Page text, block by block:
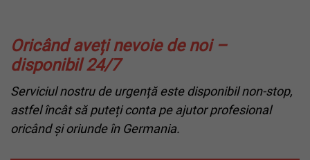
Oricând aveți nevoie de noi –
disponibil 24/7
Serviciul nostru de urgență este disponibil non-stop,
astfel încât să puteți conta pe ajutor profesional
oricând și oriunde în Germania.